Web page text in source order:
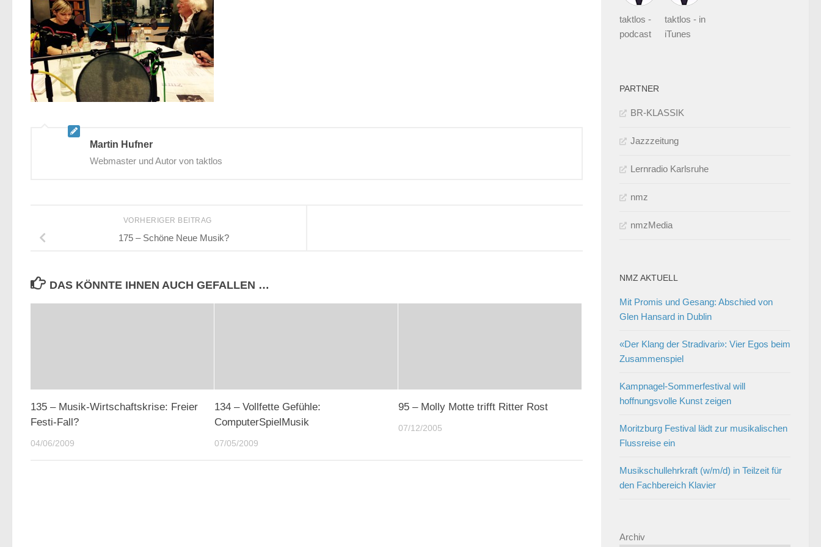
Martin Hufner
Webmaster und Autor von taktlos
VORHERIGER BEITRAG
175 – Schöne Neue Musik?
DAS KÖNNTE IHNEN AUCH GEFALLEN …
135 – Musik-Wirtschaftskrise: Freier
Festi-Fall?
04/06/2009
134 – Vollfette Gefühle:
ComputerSpielMusik
07/05/2009
95 – Molly Motte trifft Ritter Rost
07/12/2005
taktlos -
podcast
taktlos - in
iTunes
PARTNER
BR-KLASSIK
Jazzzeitung
Lernradio Karlsruhe
nmz
nmzMedia
NMZ AKTUELL
Mit Promis und Gesang: Abschied von
Glen Hansard in Dublin
«Der Klang der Stradivari»: Vier Egos beim
Zusammenspiel
Kampnagel-Sommerfestival will
hoffnungsvolle Kunst zeigen
Moritzburg Festival lädt zur musikalischen
Flussreise ein
Musikschullehrkraft (w/m/d) in Teilzeit für
den Fachbereich Klavier
Archiv